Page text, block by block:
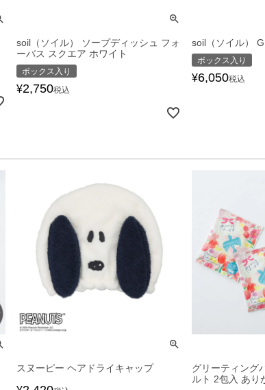
soil（ソイル） ソープディッシュ フォ
ーバス スクエア ホワイト
ボックス入り
¥2,750税込
soil（ソイル）
ボックス入り
¥6,050税込
スヌーピー ヘアドライキャップ
グリーティング
ルト 2包入 あり